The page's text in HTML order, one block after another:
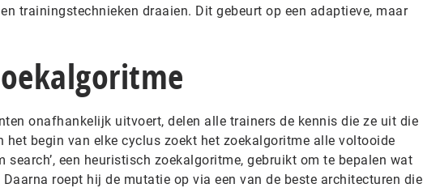
trainingstechnieken draaien. Dit gebeurt op een adaptieve, maar
onafhankelijk uitvoert, delen alle trainers de kennis die ze uit die
het begin van elke cyclus zoekt het zoekalgoritme alle voltooide
search’, een heuristisch zoekalgoritme, gebruikt om te bepalen wat
roept hij de mutatie op via een van de beste architecturen die